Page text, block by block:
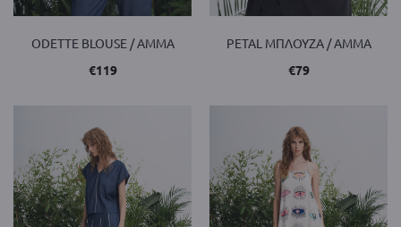
ODETTE BLOUSE / AMMA
€119
PETAL ΜΠΛΟΥΖΑ / AMMA
€79